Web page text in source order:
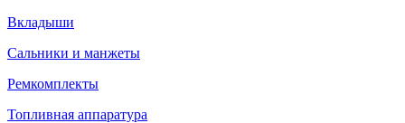
Вкладыши
Сальники и манжеты
Ремкомплекты
Топливная аппаратура